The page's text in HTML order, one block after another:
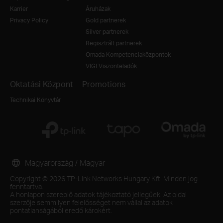
Karrier
Privacy Policy
Áruházak
Gold partnerek
Silver partnerek
Regisztrált partnerek
Omada Kompetenciaközpontok
VIGI Viszonteladók
Oktatási Központ
Technikai Könyvtár
Promotions
Copyright © 2026 TP-Link Networks Hungary Kft. Minden jog
fenntartva.
A honlapon szereplő adatok tájékoztató jellegűek. Az oldal
szerzője semmilyen felelősséget nem vállal az adatok
pontatlanságából eredő károkért.
Magyarország / Magyar